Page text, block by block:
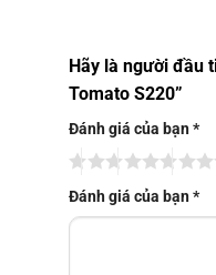
Hãy là người đầu
Tomato S220”
Đánh giá của bạn*
Đánh giá của bạn*